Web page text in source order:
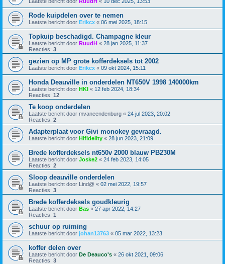
Rode kuipdelen over te nemen
Laatste bericht door Erikcx « 06 mei 2025, 18:15
Topkuip beschadigd. Champagne kleur
Laatste bericht door RuudH « 28 jan 2025, 11:37
Reacties: 3
gezien op MP grote kofferdeksels tot 2002
Laatste bericht door Erikcx « 09 okt 2024, 15:11
Honda Deauville in onderdelen NT650V 1998 140000km
Laatste bericht door HKI « 12 feb 2024, 18:34
Reacties: 12
Te koop onderdelen
Laatste bericht door mvaneendenburg « 24 jul 2023, 20:02
Reacties: 2
Adapterplaat voor Givi monokey gevraagd.
Laatste bericht door Hifidelity « 28 jun 2023, 21:09
Brede kofferdeksels nt650v 2000 blauw PB230M
Laatste bericht door Joske2 « 24 feb 2023, 14:05
Reacties: 2
Sloop deauville onderdelen
Laatste bericht door Lind@ « 02 mei 2022, 19:57
Reacties: 3
Brede kofferdeksels goudkleurig
Laatste bericht door Bas « 27 apr 2022, 14:27
Reacties: 1
schuur op ruiming
Laatste bericht door johan13763 « 05 mar 2022, 13:23
koffer delen over
Laatste bericht door De Deauco's « 26 okt 2021, 09:06
Reacties: 3